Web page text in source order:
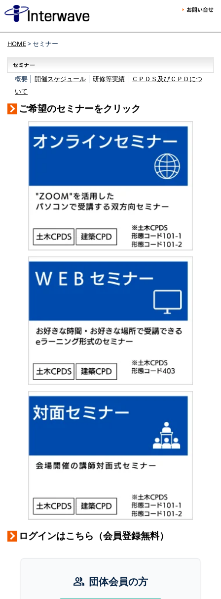
HOME> セミナー
概要 │ 開催スケジュール 研修等実績
ＣＰＤＳ及びＣＰＤにつ
いて
ご希望のセミナーをクリック
ログインはこちら（会員登録無料）
group 団体会員の方